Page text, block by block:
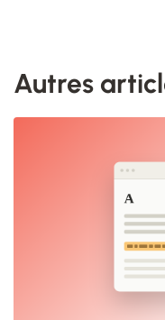
Autres